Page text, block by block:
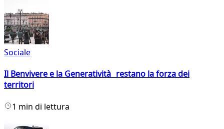
Sociale
Il Benvivere e la Generatività restano la forza dei
territori
1 min di lettura